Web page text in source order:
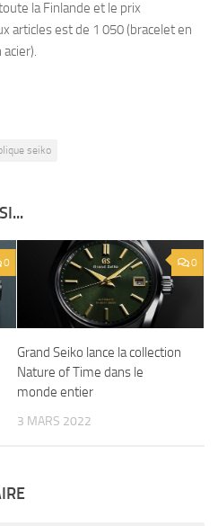
la Finlande et le prix
articles est de 1 050 (bracelet en
seiko
0 0
Grand Seiko lance la collection
Nature of Time dans le
monde entier
3 MARS 2022